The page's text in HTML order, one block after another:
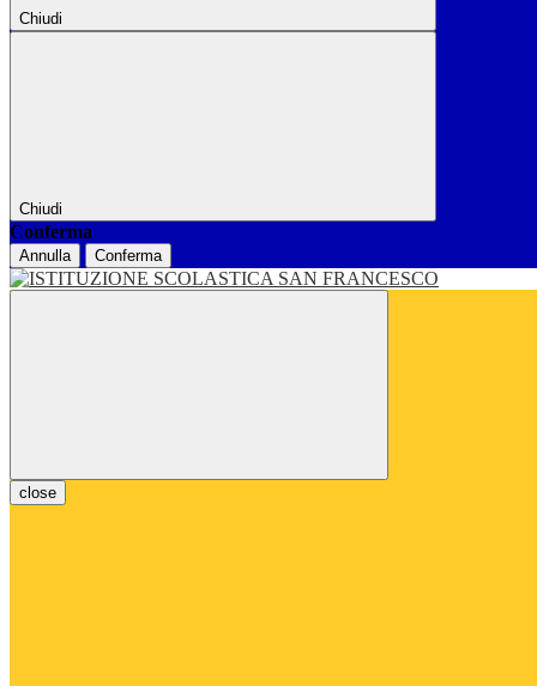
Chiudi
Chiudi
Conferma
Annulla Conferma
close